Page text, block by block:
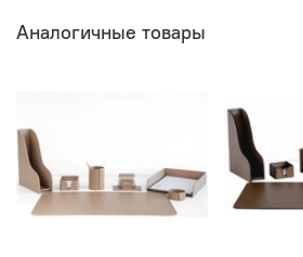
Аналогичные товары